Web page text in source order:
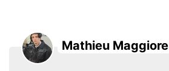
Mathieu Maggiore